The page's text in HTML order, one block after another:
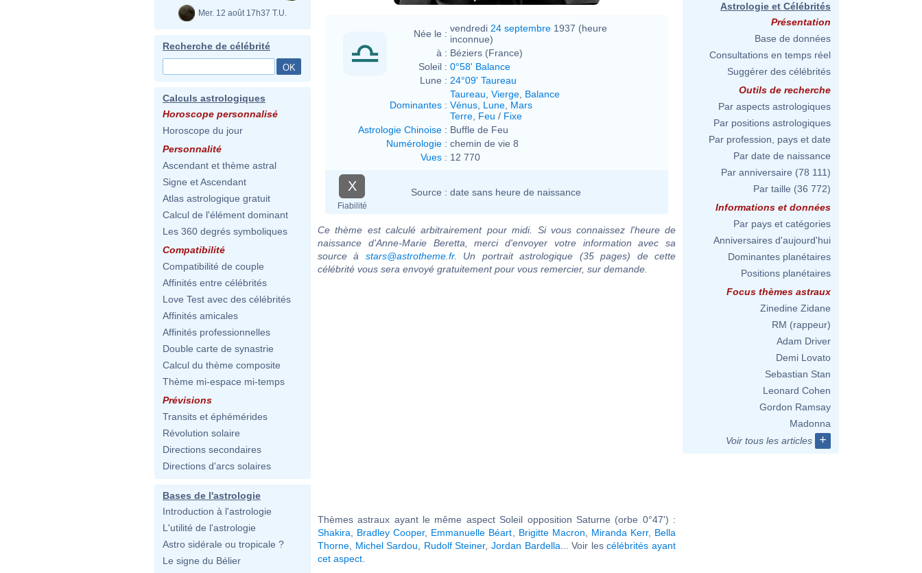
Mer. 12 août 17h37 T.U.
Recherche de célébrité
Calculs astrologiques
Horoscope personnalisé
Horoscope du jour
Personnalité
Ascendant et thème astral
Signe et Ascendant
Atlas astrologique gratuit
Calcul de l'élément dominant
Les 360 degrés symboliques
Compatibilité
Compatibilité de couple
Affinités entre célébrités
Love Test avec des célébrités
Affinités amicales
Affinités professionnelles
Double carte de synastrie
Calcul du thème composite
Thème mi-espace mi-temps
Prévisions
Transits et éphémérides
Révolution solaire
Directions secondaires
Directions d'arcs solaires
Bases de l'astrologie
Introduction à l'astrologie
L'utilité de l'astrologie
Astro sidérale ou tropicale ?
Le signe du Bélier
Née le : vendredi 24 septembre 1937 (heure
inconnue)
à : Béziers (France)
Soleil : 0°58' Balance
Lune : 24°09' Taureau
Dominantes :
Taureau Vierge Balance
Vénus Lune Mars
Terre Feu / Fixe
Astrologie Chinoise : Buffle de Feu
Numérologie : chemin de vie 8
Vues : 12 770
X
Fiabilité
Source : date sans heure de naissance
Ce thème est calculé arbitrairement pour midi. Si vous connaissez l'heure de
naissance d'Anne-Marie Beretta, merci d'envoyer votre information avec sa
source à stars@astrotheme.fr. Un portrait astrologique (35 pages) de cette
célébrité vous sera envoyé gratuitement pour vous remercier, sur demande.
Thèmes astraux ayant le même aspect Soleil opposition Saturne (orbe 0°47') :
Shakira
Bradley Cooper, Emmanuelle Béart Brigitte Macron Miranda Kerr, Bella
Thorne
Michel Sardou Rudolf Steiner,Jordan Bardella ... Voir lescélébrités ayant
cet aspect
Astrologie et Célébrités
Présentation
Base de données
Consultations en temps réel
Suggérer des célébrités
Outils de recherche
Par aspects astrologiques
Par positions astrologiques
Par profession, pays et date
Par date de naissance
Par anniversaire (78 111)
Par taille (36 772)
Informations et données
Par pays et catégories
Anniversaires d'aujourd'hui
Dominantes planétaires
Positions planétaires
Focus thèmes astraux
Zinedine Zidane
RM (rappeur)
Adam Driver
Demi Lovato
Sebastian Stan
Leonard Cohen
Gordon Ramsay
Madonna
Voir tous les articles
+